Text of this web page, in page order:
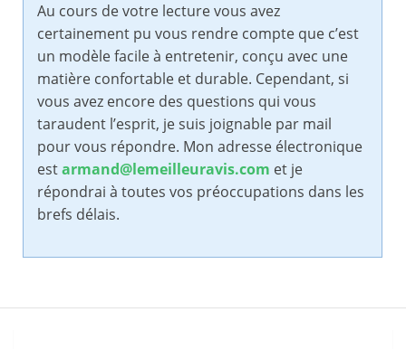
Au cours de votre lecture vous avez
certainement pu vous rendre compte que c’est
un modèle facile à entretenir, conçu avec une
matière confortable et durable. Cependant, si
vous avez encore des questions qui vous
taraudent l’esprit, je suis joignable par mail
pour vous répondre. Mon adresse électronique
estarmand@lemeilleuravis.com et je
répondrai à toutes vos préoccupations dans les
brefs délais.